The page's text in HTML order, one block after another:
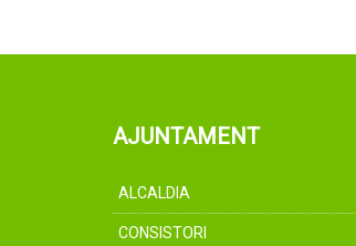
AJUNTAMENT
ALCALDIA
CONSISTORI